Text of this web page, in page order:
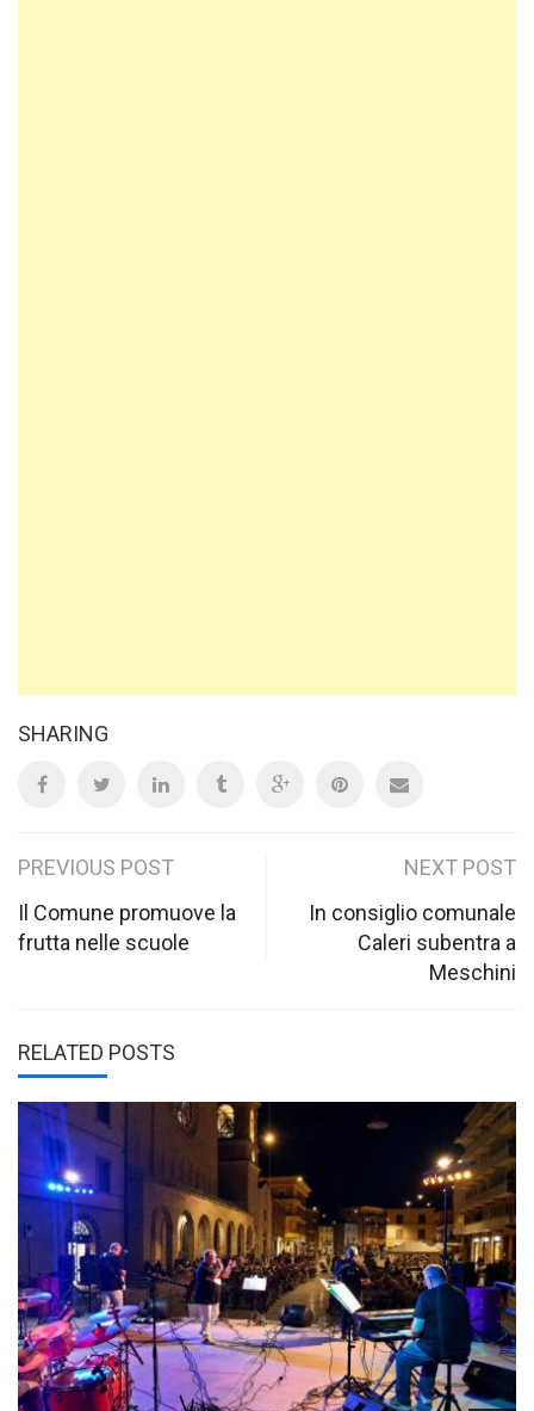
SHARING
Post
navigation
PREVIOUS POST
Il Comune promuove la
frutta nelle scuole
NEXT POST
In consiglio comunale
Caleri subentra a
Meschini
RELATED POSTS